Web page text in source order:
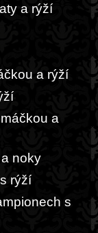
a rýží
a rýží
a
noky
rýží
s